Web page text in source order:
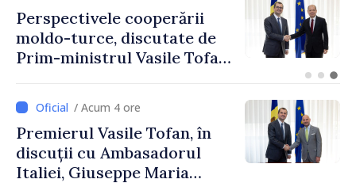
Perspectivele cooperării
moldo-turce, discutate de
Prim-ministrul Vasile Tofan
Uygar Mustafa Sertel
/ Acum 4 ore
Premierul Vasile Tofan, în
discuții cu Ambasadorul
Italiei, Giuseppe Maria